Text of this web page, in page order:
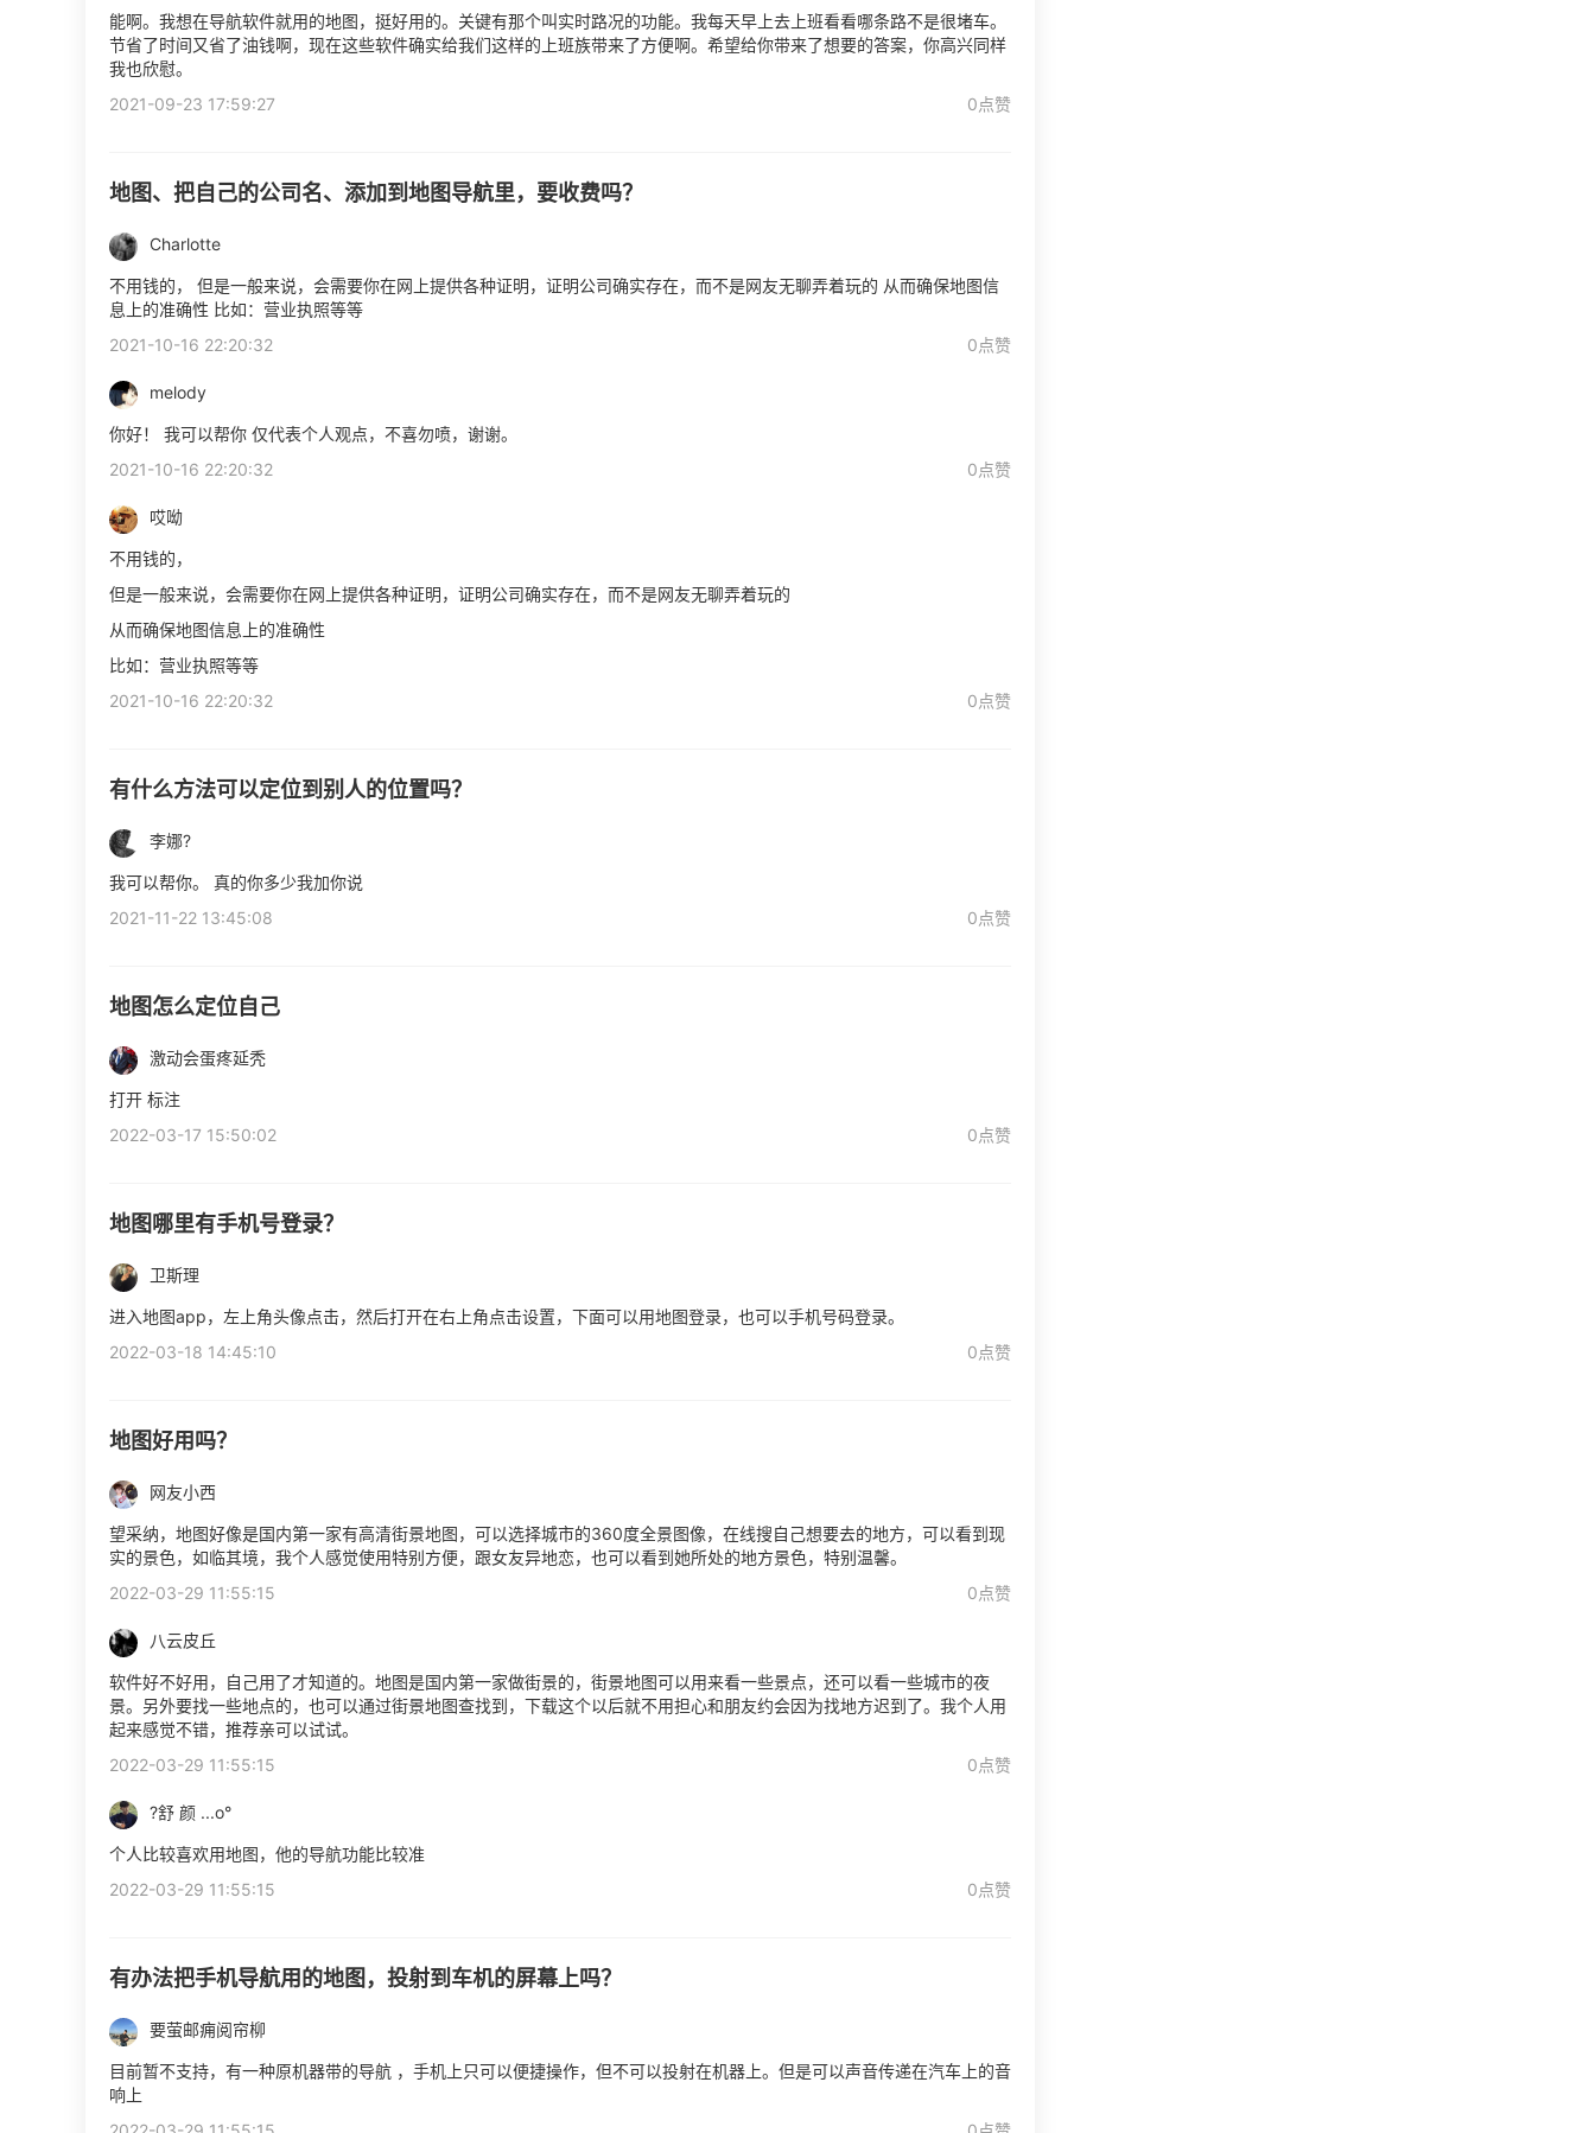
能啊。我想在导航软件就用的地图，挺好用的。关键有那个叫实时路况的功能。我每天早上去上班看看哪条路不是很堵车。
节省了时间又省了油钱啊，现在这些软件确实给我们这样的上班族带来了方便啊。希望给你带来了想要的答案，你高兴同样
我也欣慰。
2021-09-23 17:59:27
0点赞
地图、把自己的公司名、添加到地图导航里，要收费吗？
Charlotte
不用钱的， 但是一般来说，会需要你在网上提供各种证明，证明公司确实存在，而不是网友无聊弄着玩的 从而确保地图信
息上的准确性 比如：营业执照等等
2021-10-16 22:20:32
0点赞
melody
你好！ 我可以帮你 仅代表个人观点，不喜勿喷，谢谢。
2021-10-16 22:20:32
0点赞
哎呦
不用钱的，
但是一般来说，会需要你在网上提供各种证明，证明公司确实存在，而不是网友无聊弄着玩的
从而确保地图信息上的准确性
比如：营业执照等等
2021-10-16 22:20:32
0点赞
有什么方法可以定位到别人的位置吗？
李娜?
我可以帮你。 真的你多少我加你说
2021-11-22 13:45:08
0点赞
地图怎么定位自己
激动会蛋疼延秃
打开 标注
2022-03-17 15:50:02
0点赞
地图哪里有手机号登录？
卫斯理
进入地图app，左上角头像点击，然后打开在右上角点击设置，下面可以用地图登录，也可以手机号码登录。
2022-03-18 14:45:10
0点赞
地图好用吗？
网友小西
望采纳，地图好像是国内第一家有高清街景地图，可以选择城市的360度全景图像，在线搜自己想要去的地方，可以看到现
实的景色，如临其境，我个人感觉使用特别方便，跟女友异地恋，也可以看到她所处的地方景色，特别温馨。
2022-03-29 11:55:15
0点赞
八云皮丘
软件好不好用，自己用了才知道的。地图是国内第一家做街景的，街景地图可以用来看一些景点，还可以看一些城市的夜
景。另外要找一些地点的，也可以通过街景地图查找到，下载这个以后就不用担心和朋友约会因为找地方迟到了。我个人用
起来感觉不错，推荐亲可以试试。
2022-03-29 11:55:15
0点赞
?舒 颜 ...o°
个人比较喜欢用地图，他的导航功能比较准
2022-03-29 11:55:15
0点赞
有办法把手机导航用的地图，投射到车机的屏幕上吗？
要萤邮痈阅帘柳
目前暂不支持，有一种原机器带的导航 ，手机上只可以便捷操作，但不可以投射在机器上。但是可以声音传递在汽车上的音
响上